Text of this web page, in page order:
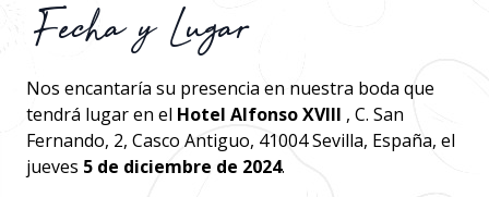
Fecha y Lugar
Nos encantaría su presencia en nuestra boda que
tendrá lugar en el Hotel Alfonso XVIII , C. San
Fernando, 2, Casco Antiguo, 41004 Sevilla, España, el
jueves 5 de diciembre de 2024.